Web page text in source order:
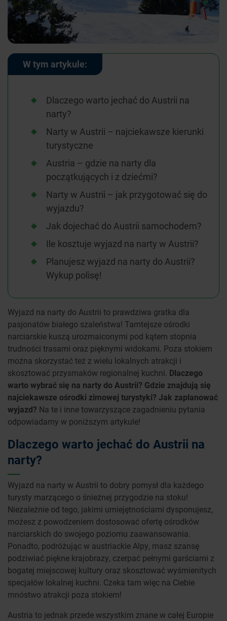
W tym artykule:
Dlaczego warto jechać do Austrii na
narty?
Narty w Austrii – najciekawsze kierunki
turystyczne
Austria – gdzie na narty dla
początkujących i z dziećmi?
Narty w Austrii – jak przygotować się do
wyjazdu?
Jak dojechać do Austrii samochodem?
Ile kosztuje wyjazd na narty w Austrii?
Planujesz wyjazd na narty do Austrii?
Wykup polisę!
Wyjazd na narty do Austrii to prawdziwa gratka dla
pasjonatów białego szaleństwa! Tamtejsze ośrodki
narciarskie kuszą urozmaiconymi pod kątem stopnia
trudności trasami oraz pięknymi widokami. Poza stokiem
można skorzystać też z wielu lokalnych atrakcji i
skosztować przysmaków regionalnej kuchni. Dlaczego
warto wybrać się na narty do Austrii? Gdzie znajdują się
najciekawsze ośrodki zimowej turystyki? Jak zaplanować
wyjazd? Na te i inne towarzyszące zagadnieniu pytania
odpowiadamy w poniższym artykule!
Dlaczego warto jechać do Austrii na
narty?
Wyjazd na narty w Austrii to dobry pomysł dla każdego
turysty marzącego o śnieżnej przygodzie na stoku!
Niezależnie od tego, jakimi umiejętnościami dysponujesz,
możesz z powodzeniem dostosować ofertę ośrodków
narciarskich do swojego poziomu zaawansowania.
Ponadto, podróżując w austriackie Alpy, masz szansę
podziwiać piękne krajobrazy, czerpać pełnymi garściami z
bogatej miejscowej kultury oraz skosztować wyśmienitych
specjałów lokalnej kuchni. Czeka tam więc na Ciebie
mnóstwo atrakcji poza stokiem!
Austria to jednak przede wszystkim znane w całej Europie